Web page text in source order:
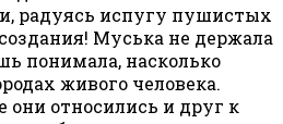
радуясь испугу пушистых
Муська не держала
понимала, насколько
живого человека.
они относились и друг к